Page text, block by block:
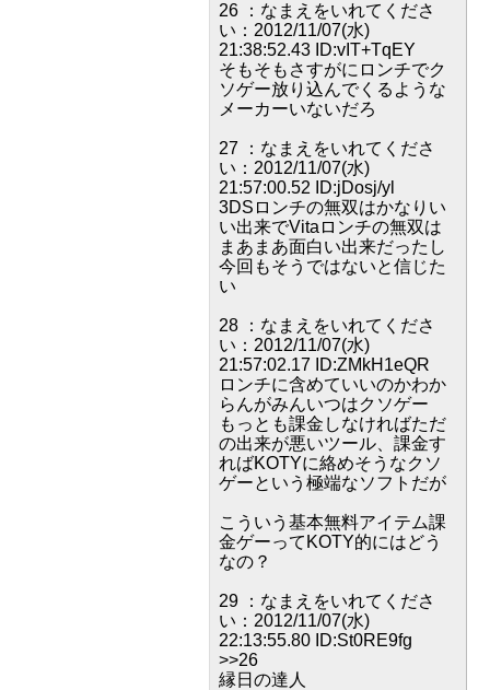
26 ：なまえをいれてくださ
い：2012/11/07(水)
21:38:52.43 ID:vIT+TqEY
そもそもさすがにロンチでク
ソゲー放り込んでくるような
メーカーいないだろ
27 ：なまえをいれてくださ
い：2012/11/07(水)
21:57:00.52 ID:jDosj/yl
3DSロンチの無双はかなりい
い出来でVitaロンチの無双は
まあまあ面白い出来だったし
今回もそうではないと信じた
い
28 ：なまえをいれてくださ
い：2012/11/07(水)
21:57:02.17 ID:ZMkH1eQR
ロンチに含めていいのかわか
らんがみんいつはクソゲー
もっとも課金しなければただ
の出来が悪いツール、課金す
ればKOTYに絡めそうなクソ
ゲーという極端なソフトだが
こういう基本無料アイテム課
金ゲーってKOTY的にはどう
なの？
29 ：なまえをいれてくださ
い：2012/11/07(水)
22:13:55.80 ID:St0RE9fg
>>26
縁日の達人